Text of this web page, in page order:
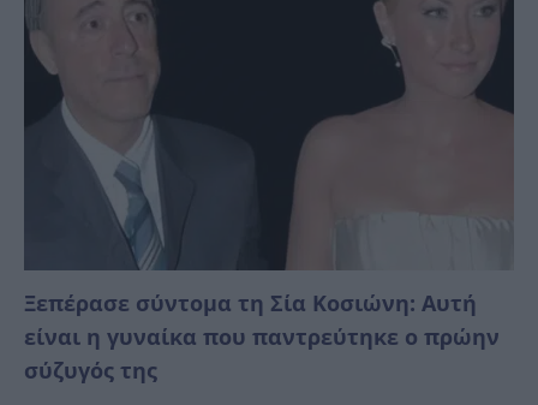
Ξεπέρασε σύντομα τη Σία Κοσιώνη: Αυτή
είναι η γυναίκα που παντρεύτηκε ο πρώην
σύζυγός της